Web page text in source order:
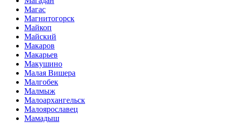
Магас
Магнитогорск
Майкоп
Майский
Макаров
Макарьев
Макушино
Малая Вишера
Малгобек
Малмыж
Малоархангельск
Малоярославец
Мамадыш